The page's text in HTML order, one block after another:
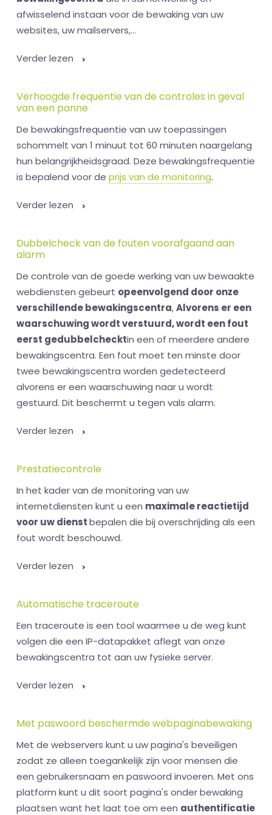
afwisselend instaan voor de bewaking van uw
websites, uw mailservers,...
Verder lezen
Verhoogde frequentie van de controles in geval
van een panne
De bewakingsfrequentie van uw toepassingen
schommelt van 1 minuut tot 60 minuten naargelang
hun belangrijkheidsgraad. Deze bewakingsfrequentie
is bepalend voor de prijs van de monitoring.
Verder lezen
Dubbelcheck van de fouten voorafgaand aan
alarm
De controle van de goede werking van uw bewaakte
webdiensten gebeurt opeenvolgend door onze
verschillende bewakingscentra,Alvorens er een
waarschuwing wordt verstuurd, wordt een fout
eerst gedubbelchecktin een of meerdere andere
bewakingscentra. Een fout moet ten minste door
twee bewakingscentra worden gedetecteerd
alvorens er een waarschuwing naar u wordt
gestuurd. Dit beschermt u tegen vals alarm.
Verder lezen
Prestatiecontrole
In het kader van de monitoring van uw
internetdiensten kunt u een maximale reactietijd
voor uw dienstbepalen die bij overschrijding als een
fout wordt beschouwd.
Verder lezen
Automatische traceroute
Een traceroute is een tool waarmee u de weg kunt
volgen die een IP-datapakket aflegt van onze
bewakingscentra tot aan uw fysieke server.
Verder lezen
Met paswoord beschermde webpaginabewaking
Met de webservers kunt u uw pagina's beveiligen
zodat ze alleen toegankelijk zijn voor mensen die
een gebruikersnaam en paswoord invoeren. Met ons
platform kunt u dit soort pagina's onder bewaking
plaatsen want het laat toe om een authentificatie